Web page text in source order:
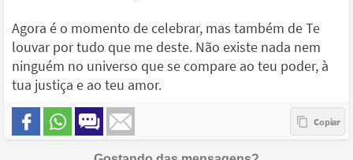
Agora é o momento de celebrar, mas também de Te
louvar por tudo que me deste. Não existe nada nem
ninguém no universo que se compare ao teu poder, à
tua justiça e ao teu amor.